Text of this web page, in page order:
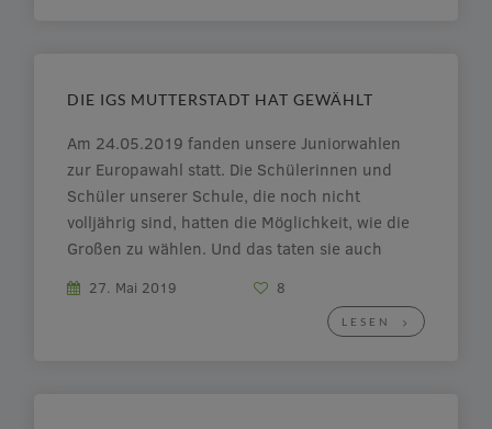
LESEN
DIE IGS MUTTERSTADT HAT GEWÄHLT
Am 24.05.2019 fanden unsere Juniorwahlen
zur Europawahl statt. Die Schülerinnen und
Schüler unserer Schule, die noch nicht
volljährig sind, hatten die Möglichkeit, wie die
Großen zu wählen. Und das taten sie auch
wählten, was natürlich sehr gut für unsere
Statistiken ist. Zunächst kamen die […]
27. Mai 2019 8